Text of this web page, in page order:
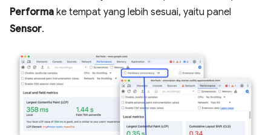
Performa ke tempat yang lebih sesuai, yaitu panel
Sensor.